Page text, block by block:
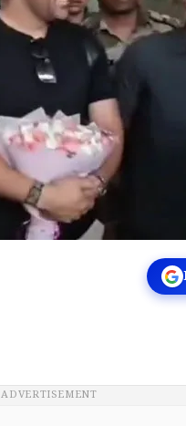
ADVERTISEMENT